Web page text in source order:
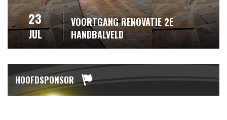
23
JUL
VOORTGANG RENOVATIE 2E
HANDBALVELD
HOOFDSPONSOR